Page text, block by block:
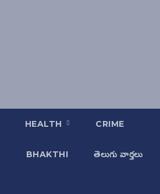
HEALTH CRIME
BHAKTHI తెలుగు వార్తలు